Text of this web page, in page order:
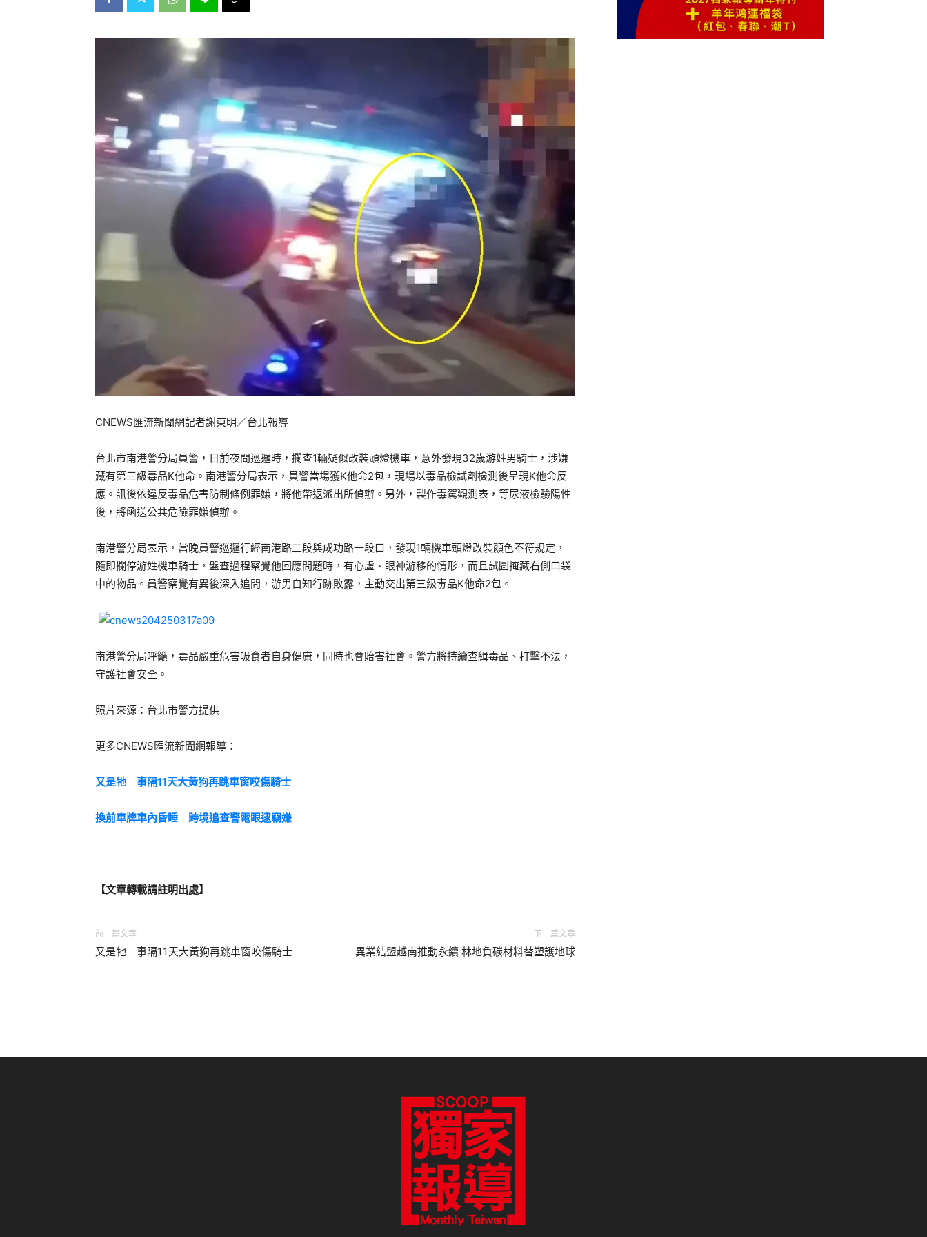
CNEWS匯流新聞網記者謝東明／台北報導
台北市南港警分局員警，日前夜間巡邏時，攔查1輛疑似改裝頭燈機車，意外發現32歲游姓男騎士，涉嫌
藏有第三級毒品K他命。南港警分局表示，員警當場獲K他命2包，現場以毒品檢試劑檢測後呈現K他命反
應。訊後依違反毒品危害防制條例罪嫌，將他帶返派出所偵辦。另外，製作毒駕觀測表，等尿液檢驗陽性
後，將函送公共危險罪嫌偵辦。
南港警分局表示，當晚員警巡邏行經南港路二段與成功路一段口，發現1輛機車頭燈改裝顏色不符規定，
隨即攔停游姓機車騎士，盤查過程察覺他回應問題時，有心虛、眼神游移的情形，而且試圖掩藏右側口袋
中的物品。員警察覺有異後深入追問，游男自知行跡敗露，主動交出第三級毒品K他命2包。
南港警分局呼籲，毒品嚴重危害吸食者自身健康，同時也會貽害社會。警方將持續查緝毒品、打擊不法，
守護社會安全。
照片來源：台北市警方提供
更多CNEWS匯流新聞網報導：
又是牠 事隔11天大黃狗再跳車窗咬傷騎士
換前車牌車內昏睡 跨境追查警電眼逮竊嫌
【文章轉載請註明出處】
前一篇文章
又是牠 事隔11天大黃狗再跳車窗咬傷騎士
下一篇文章
異業結盟越南推動永續 林地負碳材料替塑護地球